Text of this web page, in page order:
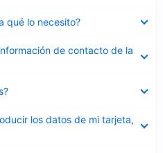
qué lo necesito?
de contacto de la
los datos de mi tarjeta,